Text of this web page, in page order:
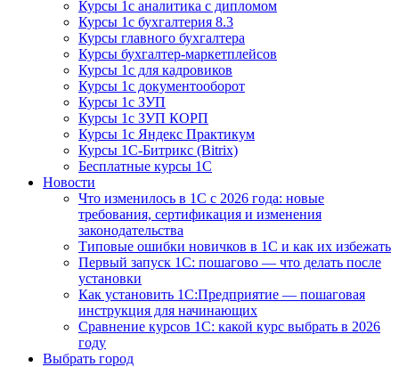
Курсы 1с аналитика с дипломом
Курсы 1с бухгалтерия 8.3
Курсы главного бухгалтера
Курсы бухгалтер-маркетплейсов
Курсы 1с для кадровиков
Курсы 1с документооборот
Курсы 1с ЗУП
Курсы 1с ЗУП КОРП
Курсы 1с Яндекс Практикум
Курсы 1С-Битрикс (Bitrix)
Бесплатные курсы 1С
Новости
Что изменилось в 1С с 2026 года: новые
требования, сертификация и изменения
законодательства
Типовые ошибки новичков в 1С и как их избежать
Первый запуск 1С: пошагово — что делать после
установки
Как установить 1С:Предприятие — пошаговая
инструкция для начинающих
Сравнение курсов 1С: какой курс выбрать в 2026
году
Выбрать город